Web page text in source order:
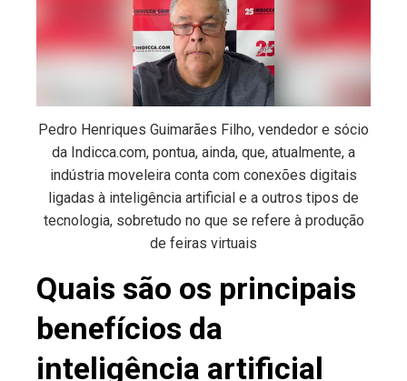
Pedro Henriques Guimarães Filho, vendedor e sócio
da Indicca.com, pontua, ainda, que, atualmente, a
indústria moveleira conta com conexões digitais
ligadas à inteligência artificial e a outros tipos de
tecnologia, sobretudo no que se refere à produção
de feiras virtuais
Quais são os principais
benefícios da
inteligência artificial